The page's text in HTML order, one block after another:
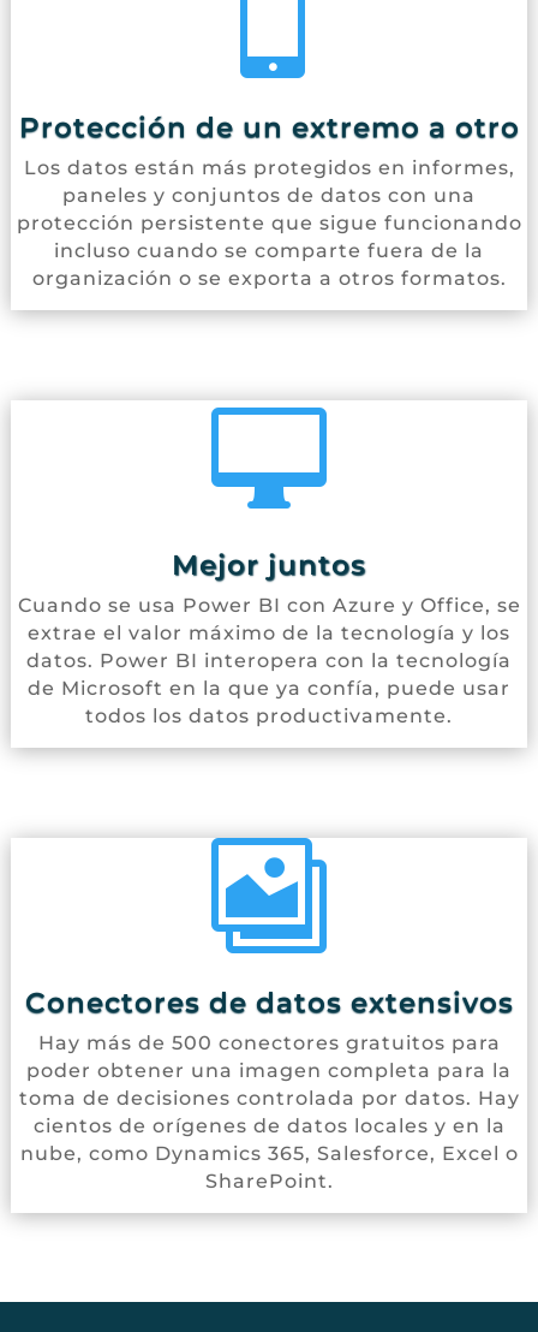
Protección de un extremo a otro
Los datos están más protegidos en informes,
paneles y conjuntos de datos con una
protección persistente que sigue funcionando
incluso cuando se comparte fuera de la
organización o se exporta a otros formatos.

Mejor juntos
Cuando se usa Power BI con Azure y Office, se
extrae el valor máximo de la tecnología y los
datos. Power BI interopera con la tecnología
de Microsoft en la que ya confía, puede usar
todos los datos productivamente.

Conectores de datos extensivos
Hay más de 500 conectores gratuitos para
poder obtener una imagen completa para la
toma de decisiones controlada por datos. Hay
cientos de orígenes de datos locales y en la
nube, como Dynamics 365, Salesforce, Excel o
SharePoint.